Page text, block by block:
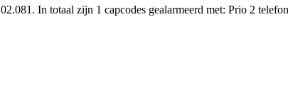
In totaal zijn 1 capcodes gealarmeerd met: Prio 2